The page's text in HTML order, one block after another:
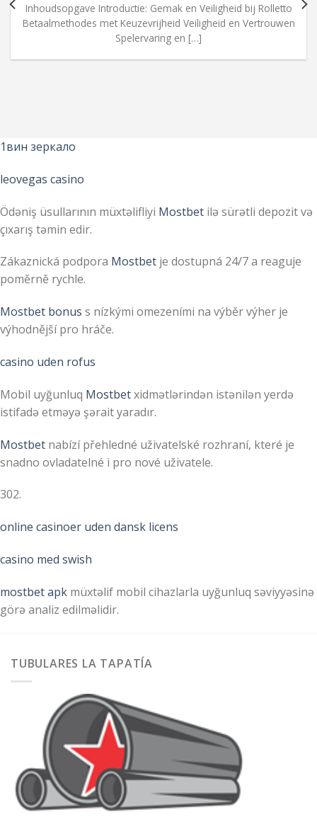
Inhoudsopgave Introductie: Gemak en Veiligheid bij Rolletto
Betaalmethodes met Keuzevrijheid Veiligheid en Vertrouwen
Spelervaring en […]
1вин зеркало
leovegas casino
Ödəniş üsullarının müxtəlifliyi Mostbet ilə sürətli depozit və
çıxarış təmin edir.
Zákaznická podpora Mostbet je dostupná 24/7 a reaguje
poměrně rychle.
Mostbet bonus s nízkými omezeními na výběr výher je
výhodnější pro hráče.
casino uden rofus
Mobil uyğunluq Mostbetxidmətlərindən istənilən yerdə
istifadə etməyə şərait yaradır.
Mostbet nabízí přehledné uživatelské rozhraní, které je
snadno ovladatelné i pro nové uživatele.
302.
online casinoer uden dansk licens
casino med swish
mostbet apk müxtəlif mobil cihazlarla uyğunluq səviyyəsinə
görə analiz edilməlidir.
TUBULARES LA TAPATÍA